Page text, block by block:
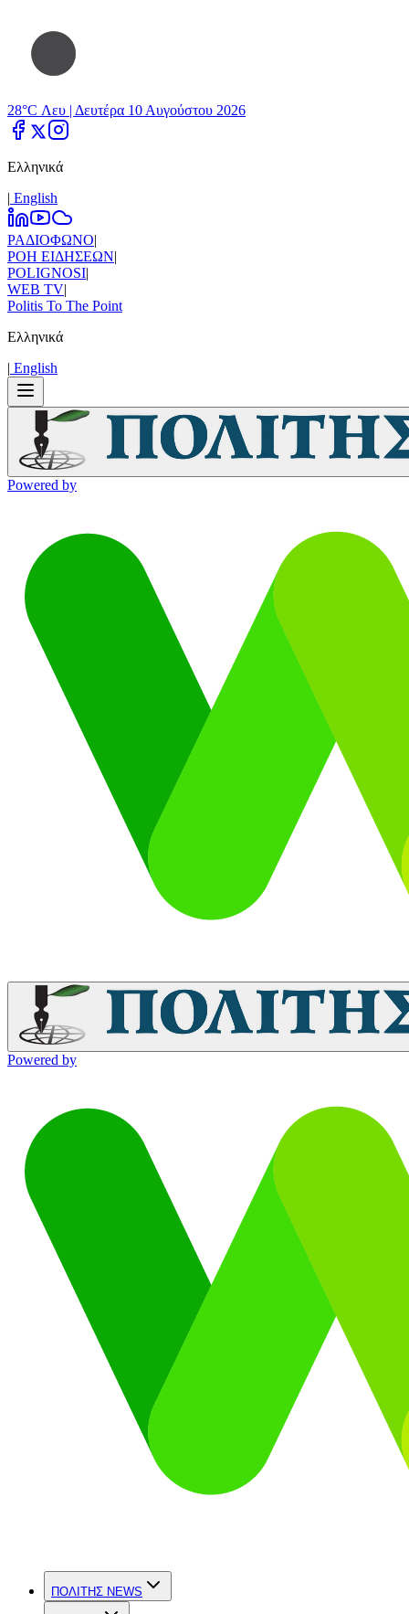
28°C Λευ | Δευτέρα 10 Αυγούστου 2026
Ελληνικά
| Εnglish
ΡΑΔΙΟΦΩΝΟ|
ΡΟΗ ΕΙΔΗΣΕΩΝ|
POLIGNOSI|
WEB TV|
Politis To The Point
Ελληνικά
| Εnglish
Powered by
Powered by
ΠΟΛΙΤΗΣ NEWS